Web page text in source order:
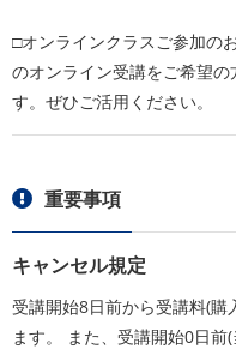
□オンラインクラスご参加の
のオンライン受講をご希望の
す。ぜひご活用ください。
重要事項
キャンセル規定
受講開始8日前から受講料(購
ます。 また、受講開始0日